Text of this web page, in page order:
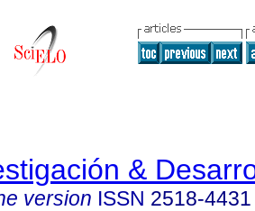
&
version ISSN 2518-4431